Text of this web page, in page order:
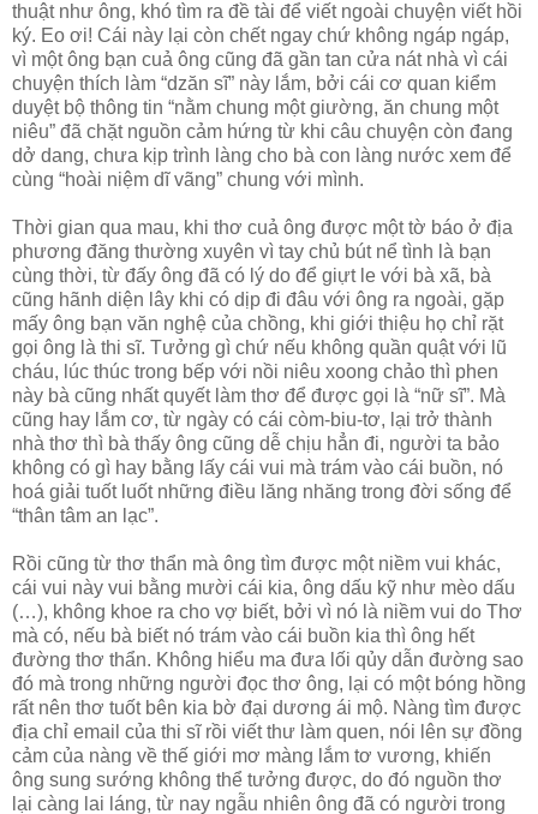
thuật như ông, khó tìm ra đề tài để viết ngoài chuyện viết hồi
ký. Eo ơi! Cái này lại còn chết ngay chứ không ngáp ngáp,
vì một ông bạn cuả ông cũng đã gần tan cửa nát nhà vì cái
chuyện thích làm “dzăn sĩ” này lắm, bởi cái cơ quan kiểm
duyệt bộ thông tin “nằm chung một giường, ăn chung một
niêu” đã chặt nguồn cảm hứng từ khi câu chuyện còn đang
dở dang, chưa kịp trình làng cho bà con làng nước xem để
cùng “hoài niệm dĩ vãng” chung với mình.
Thời gian qua mau, khi thơ cuả ông được một tờ báo ở địa
phương đăng thường xuyên vì tay chủ bút nể tình là bạn
cùng thời, từ đấy ông đã có lý do để giựt le với bà xã, bà
cũng hãnh diện lây khi có dịp đi đâu với ông ra ngoài, gặp
mấy ông bạn văn nghệ của chồng, khi giới thiệu họ chỉ rặt
gọi ông là thi sĩ. Tưởng gì chứ nếu không quần quật với lũ
cháu, lúc thúc trong bếp với nồi niêu xoong chảo thì phen
này bà cũng nhất quyết làm thơ để được gọi là “nữ sĩ”. Mà
cũng hay lắm cơ, từ ngày có cái còm-biu-tơ, lại trở thành
nhà thơ thì bà thấy ông cũng dễ chịu hẳn đi, người ta bảo
không có gì hay bằng lấy cái vui mà trám vào cái buồn, nó
hoá giải tuốt luốt những điều lăng nhăng trong đời sống để
“thân tâm an lạc”.
Rồi cũng từ thơ thẩn mà ông tìm được một niềm vui khác,
cái vui này vui bằng mười cái kia, ông dấu kỹ như mèo dấu
(…), không khoe ra cho vợ biết, bởi vì nó là niềm vui do Thơ
mà có, nếu bà biết nó trám vào cái buồn kia thì ông hết
đường thơ thẩn. Không hiểu ma đưa lối qủy dẫn đường sao
đó mà trong những người đọc thơ ông, lại có một bóng hồng
rất nên thơ tuốt bên kia bờ đại dương ái mộ. Nàng tìm được
địa chỉ email của thi sĩ rồi viết thư làm quen, nói lên sự đồng
cảm của nàng về thế giới mơ màng lắm tơ vương, khiến
ông sung sướng không thể tưởng được, do đó nguồn thơ
lại càng lai láng, từ nay ngẫu nhiên ông đã có người trong